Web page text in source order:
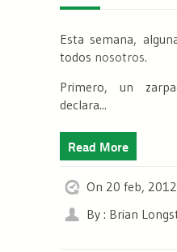
Esta semana,
todos nosotros.
Primero, un
declara...
Read More
On 20 feb, 2012
By : Brian